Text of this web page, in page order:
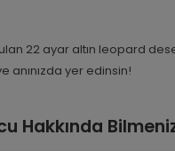
22 ayar altın leopard
anınızda yer edinsin!
Hakkında